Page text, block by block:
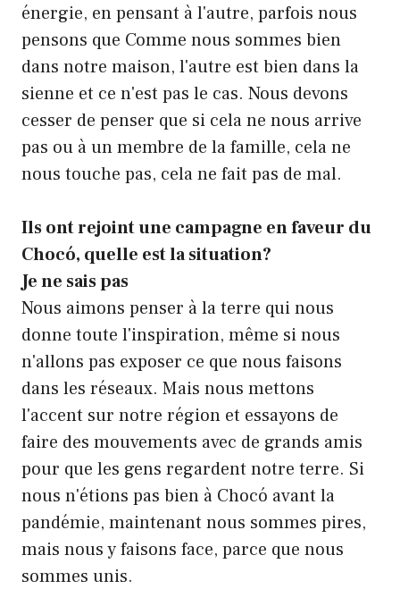
énergie, en pensant à l'autre, parfois nous
pensons que Comme nous sommes bien
dans notre maison, l'autre est bien dans la
sienne et ce n'est pas le cas. Nous devons
cesser de penser que si cela ne nous arrive
pas ou à un membre de la famille, cela ne
nous touche pas, cela ne fait pas de mal.
Ils ont rejoint une campagne en faveur du
Chocó, quelle est la situation?
Je ne sais pas
Nous aimons penser à la terre qui nous
donne toute l'inspiration, même si nous
n'allons pas exposer ce que nous faisons
dans les réseaux. Mais nous mettons
l'accent sur notre région et essayons de
faire des mouvements avec de grands amis
pour que les gens regardent notre terre. Si
nous n'étions pas bien à Chocó avant la
pandémie, maintenant nous sommes pires,
mais nous y faisons face, parce que nous
sommes unis.